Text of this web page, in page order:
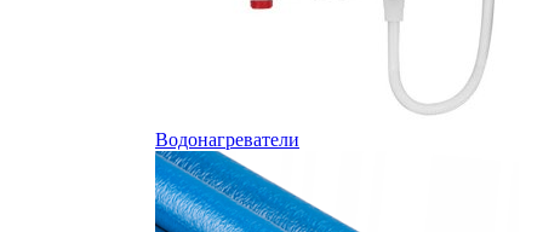
Водонагреватели